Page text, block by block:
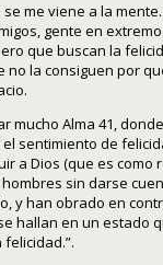
se me viene a la
gente en
que buscan la
no la consiguen por
mucho Alma 41,
sentimiento de
a Dios (que es como
hombres sin darse
y han obrado en
hallan en un estado